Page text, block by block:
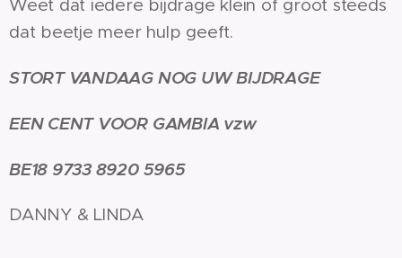
Weet dat iedere bijdrage klein of groot steeds
dat beetje meer hulp geeft.
STORT VANDAAG NOG UW BIJDRAGE
EEN CENT VOOR GAMBIA vzw
BE18 9733 8920 5965
DANNY & LINDA